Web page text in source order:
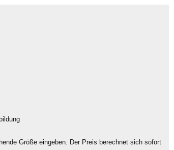
Größe eingeben. Der Preis berechnet sich sofort